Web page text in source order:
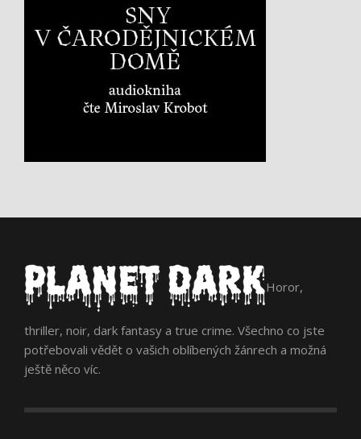
Horor,
thriller, noir, dark fantasy a true crime. Všechno co jste
potřebovali vědět o vašich oblíbených žánrech a možná
ještě něco víc.